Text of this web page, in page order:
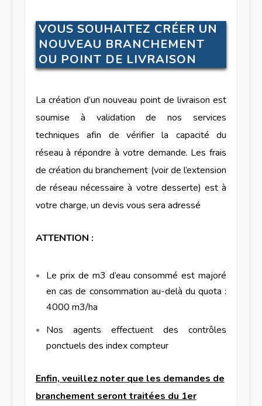
VOUS SOUHAITEZ CRÉER UN
NOUVEAU BRANCHEMENT
OU POINT DE LIVRAISON
La création d’un nouveau point de livraison est
soumise à validation de nos services
techniques afin de vérifier la capacité du
réseau à répondre à votre demande. Les frais
de création du branchement (voir de l’extension
de réseau nécessaire à votre desserte) est à
votre charge, un devis vous sera adressé
ATTENTION :
Le prix de m3 d’eau consommé est majoré
en cas de consommation au-delà du quota :
4000 m3/ha
Nos agents effectuent des contrôles
ponctuels des index compteur
Enfin, veuillez noter que les demandes de
branchement seront traitées du 1er